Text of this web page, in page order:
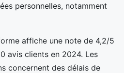
personnelles, notamment
affiche une note de 4,2/5
avis clients en 2024. Les
concernent des délais de